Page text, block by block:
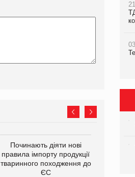
Починають діяти нові
правила імпорту продукції
тваринного походження до
ЄС